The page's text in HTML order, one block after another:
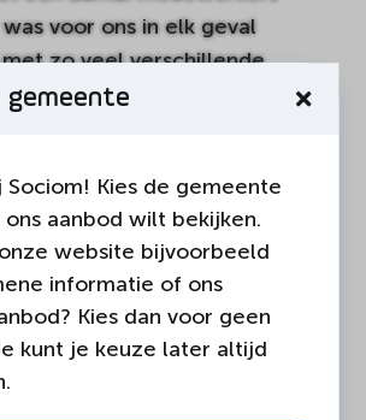
voor ons in elk geval
zo veel verschillende
en betaalde krachten
te maken. We hebben veel
met kennis van zaken en
samen willen
leefbaar te maken
groep ouderen.
gemeente
Sociom! Kies de gemeente
aanbod wilt bekijken.
website bijvoorbeeld
informatie of ons
Kies dan voor geen
kunt je keuze later altijd